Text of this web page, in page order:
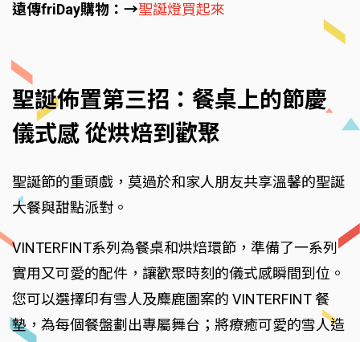
遠傳friDay購物：→聖誕燈買起來
聖誕佈置第三招：餐桌上的節慶
儀式感 從烘焙到歡聚
聖誕節的重頭戲，莫過於和家人朋友共享溫馨的聖誕
大餐與甜點派對。
VINTERFINT系列為餐桌和烘焙環節，準備了一系列
實用又可愛的配件，讓歡聚時刻的儀式感瞬間到位。
您可以選擇印有雪人及麋鹿圖案的 VINTERFINT 餐
墊，為每個餐盤劃出專屬舞台；將療癒可愛的雪人造